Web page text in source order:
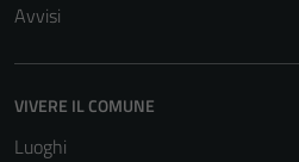
Avvisi
VIVERE IL COMUNE
Luoghi